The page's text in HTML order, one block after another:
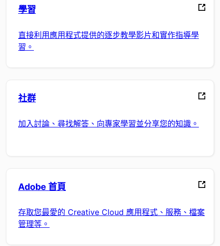
學習
直接利用應用程式提供的逐步教學影片和實作指導學
習。
社群
加入討論、尋找解答、向專家學習並分享您的知識。
Adobe 首頁
存取您最愛的 Creative Cloud 應用程式、服務、檔案
管理等。